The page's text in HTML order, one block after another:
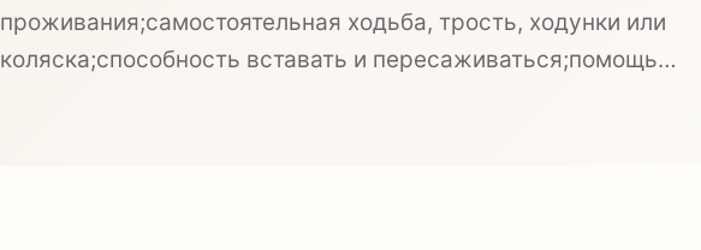
проживания;самостоятельная ходьба, трость, ходунки или
коляска;способность вставать и пересаживаться;помощь…